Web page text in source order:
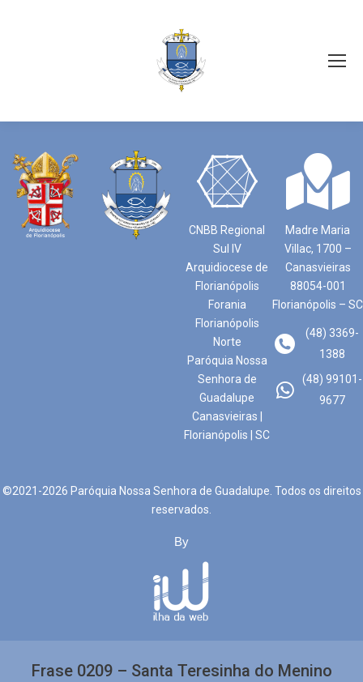
Frase 0209 – Santa Teresinha do Menino
CNBB Regional
Sul IV
Arquidiocese de
Florianópolis
Forania
Florianópolis
Norte
Paróquia Nossa
Senhora de
Guadalupe
Canasvieiras |
Florianópolis | SC
Madre Maria
Villac, 1700 –
Canasvieiras
88054-001
Florianópolis – SC
(48) 3369-
1388
(48) 99101-
9677
©2021-2026 Paróquia Nossa Senhora de Guadalupe. Todos os direitos
reservados.
By